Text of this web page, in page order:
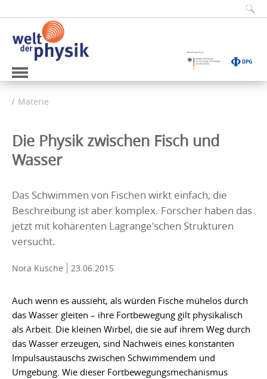
Materie
Die Physik zwischen Fisch und
Wasser
Das Schwimmen von Fischen wirkt einfach, die
Beschreibung ist aber komplex. Forscher haben das
jetzt mit kohärenten Lagrange'schen Strukturen
versucht.
Nora Kusche 23.06.2015
Auch wenn es aussieht, als würden Fische mühelos durch
das Wasser gleiten – ihre Fortbewegung gilt physikalisch
als Arbeit. Die kleinen Wirbel, die sie auf ihrem Weg durch
das Wasser erzeugen, sind Nachweis eines konstanten
Impulsaustauschs zwischen Schwimmendem und
Umgebung. Wie dieser Fortbewegungsmechanismus